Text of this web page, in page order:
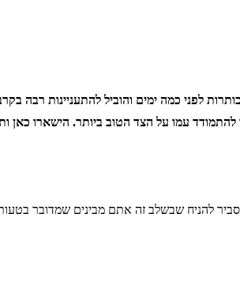
לפני כמה ימים והוביל להתעניינות רבה
עמו על הצד הטוב ביותר. הישארו כאן
להניח שבשלב זה אתם מבינים שמדובר